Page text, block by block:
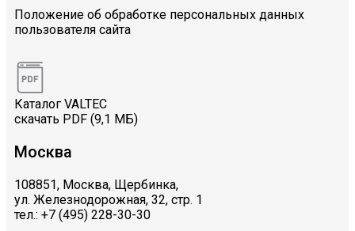
Положение об обработке персональных данных
пользователя сайта
Каталог VALTEC
скачать PDF (9,1 МБ)
Москва
108851, Москва, Щербинка,
ул. Железнодорожная, 32, стр. 1
тел.: +7 (495) 228-30-30